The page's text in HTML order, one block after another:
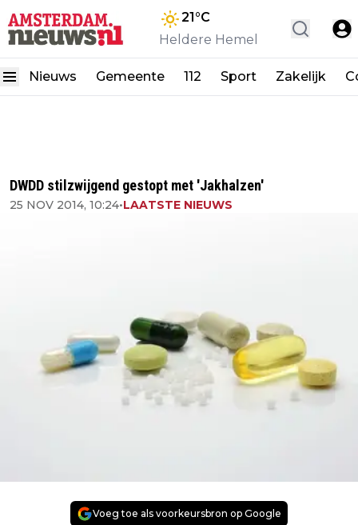
21°C
Heldere Hemel
Nieuws Gemeente 112 Sport Zakelijk
DWDD stilzwijgend gestopt met 'Jakhalzen'
25 NOV 2014, 10:24•LAATSTE NIEUWS
Voeg toe als voorkeursbron op Google